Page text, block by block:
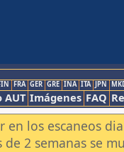
FRA GER GRE INA ITA JPN
AUT Imágenes FAQ
los escaneos
2 semanas se